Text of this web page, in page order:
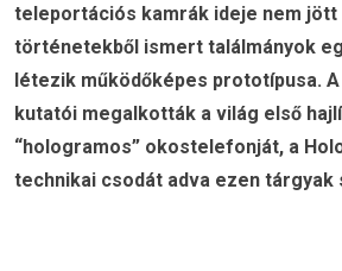
teleportációs kamrák ideje nem jött
történetekből ismert találmányok
létezik működőképes prototípusa. A
kutatói megalkották a világ első
“hologramos” okostelefonját, a
technikai csodát adva ezen tárgyak